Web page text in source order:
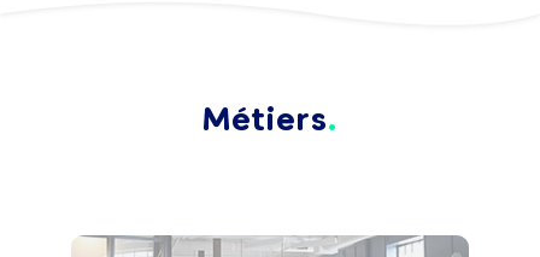
Métiers